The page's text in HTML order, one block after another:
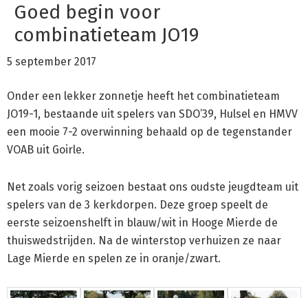
Goed begin voor
combinatieteam JO19
5 september 2017
Onder een lekker zonnetje heeft het combinatieteam
JO19-1, bestaande uit spelers van SDO’39, Hulsel en HMVV
een mooie 7-2 overwinning behaald op de tegenstander
VOAB uit Goirle.
Net zoals vorig seizoen bestaat ons oudste jeugdteam uit
spelers van de 3 kerkdorpen. Deze groep speelt de
eerste seizoenshelft in blauw/wit in Hooge Mierde de
thuiswedstrijden. Na de winterstop verhuizen ze naar
Lage Mierde en spelen ze in oranje/zwart.